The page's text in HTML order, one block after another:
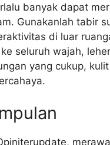
banyak dapat
Gunakanlah tabir
di luar
seluruh wajah,
yang cukup,